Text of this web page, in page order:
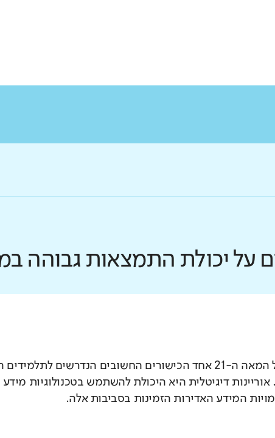
על יכולת התמצאות גבוהה
בעידן הדיגיטלי של המאה ה-21 אחד הכישורים החשובים הנדרשים
אוריינות דיגיטלית היא היכולת להשתמש בטכנולוגיות
המידע האדירות הזמינות בסביבות אלה.